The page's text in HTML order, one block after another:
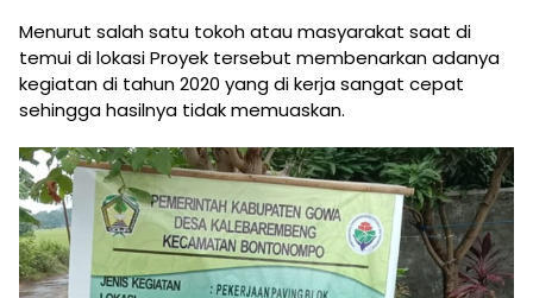
Menurut salah satu tokoh atau masyarakat saat di
temui di lokasi Proyek tersebut membenarkan adanya
kegiatan di tahun 2020 yang di kerja sangat cepat
sehingga hasilnya tidak memuaskan.